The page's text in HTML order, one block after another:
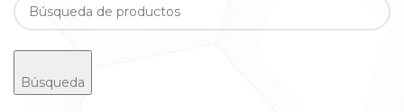
Búsqueda